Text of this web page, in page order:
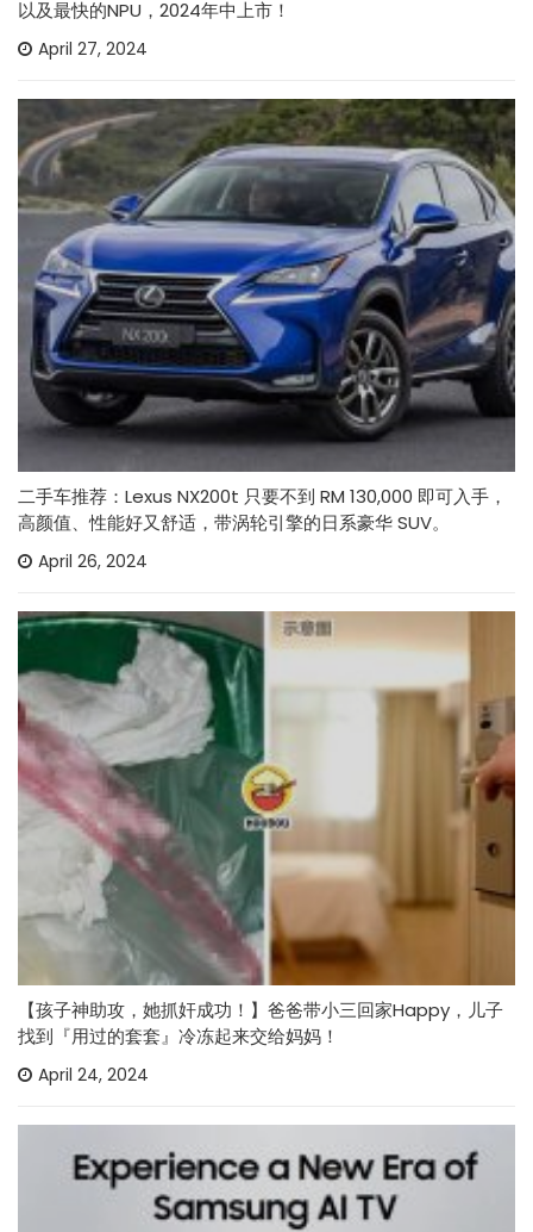
以及最快的NPU，2024年中上市！
April 27, 2024
二手车推荐：Lexus NX200t 只要不到 RM 130,000 即可入手，
高颜值、性能好又舒适，带涡轮引擎的日系豪华 SUV。
April 26, 2024
【孩子神助攻，她抓奸成功！】爸爸带小三回家Happy，儿子
找到『用过的套套』冷冻起来交给妈妈！
April 24, 2024